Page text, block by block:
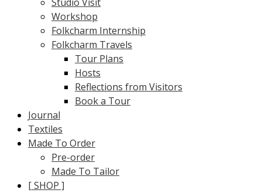
Workshop
Folkcharm Internship
Folkcharm Travels
Tour Plans
Hosts
Reflections from Visitors
Book a Tour
Journal
Textiles
Made To Order
Pre-order
Made To Tailor
[ SHOP ]